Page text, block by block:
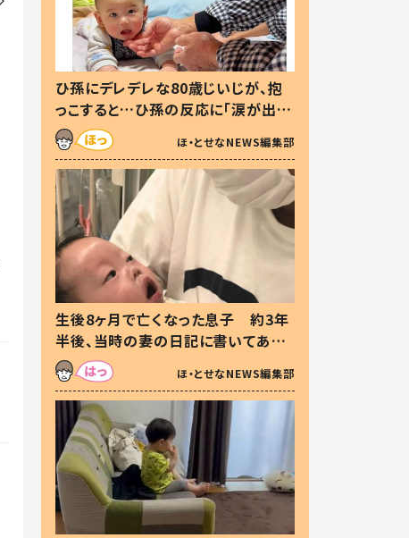
ひ孫にデレデレな80歳じいじが、抱
っこすると…ひ孫の反応に「涙が出ま
した」「可愛くて仕方ない」
ほ・とせなNEWS編集部
生後8ヶ月で亡くなった息子 約3年
半後、当時の妻の日記に書いてあっ
た本音とは
ほ・とせなNEWS編集部